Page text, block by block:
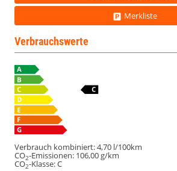
Merkliste
Verbrauchswerte
Verbrauch kombiniert:4,70 l/100km
CO2-Emissionen: 106,00 g/km
CO2-Klasse:C